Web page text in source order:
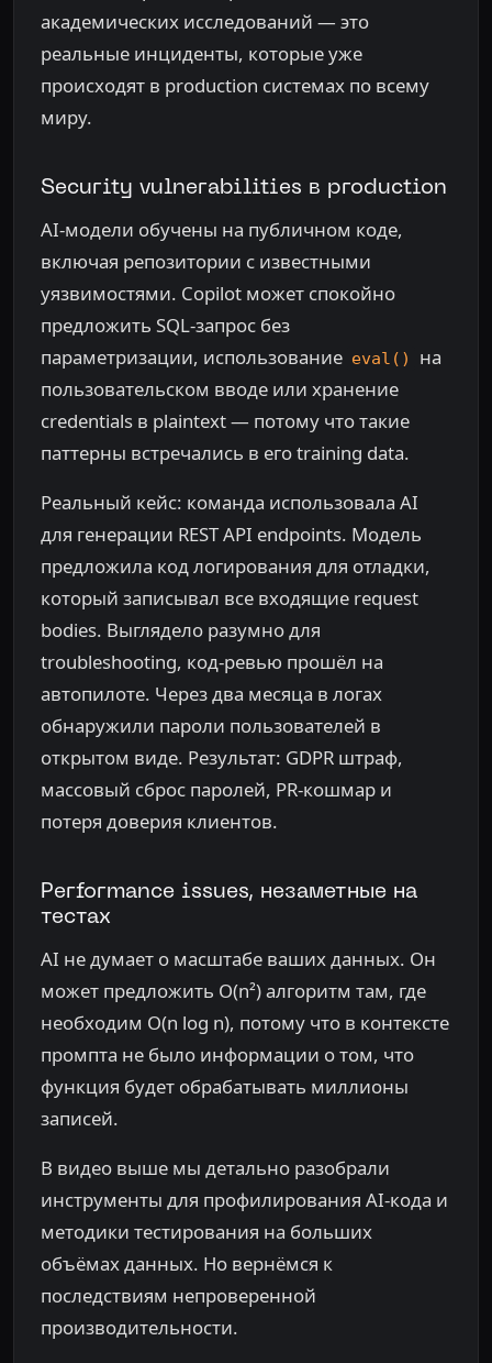
академических исследований — это
реальные инциденты, которые уже
происходят в production системах по всему
миру.
Security vulnerabilities в production
AI-модели обучены на публичном коде,
включая репозитории с известными
уязвимостями. Copilot может спокойно
предложить SQL-запрос без
параметризации, использование eval()
на
пользовательском вводе или хранение
credentials в plaintext — потому что такие
паттерны встречались в его training data.
Реальный кейс: команда использовала AI
для генерации REST API endpoints. Модель
предложила код логирования для отладки,
который записывал все входящие request
bodies. Выглядело разумно для
troubleshooting, код-ревью прошёл на
автопилоте. Через два месяца в логах
обнаружили пароли пользователей в
открытом виде. Результат: GDPR штраф,
массовый сброс паролей, PR-кошмар и
потеря доверия клиентов.
Performance issues, незаметные на
тестах
AI не думает о масштабе ваших данных. Он
может предложить O(n²) алгоритм там, где
необходим O(n log n), потому что в контексте
промпта не было информации о том, что
функция будет обрабатывать миллионы
записей.
В видео выше мы детально разобрали
инструменты для профилирования AI-кода и
методики тестирования на больших
объёмах данных. Но вернёмся к
последствиям непроверенной
производительности.